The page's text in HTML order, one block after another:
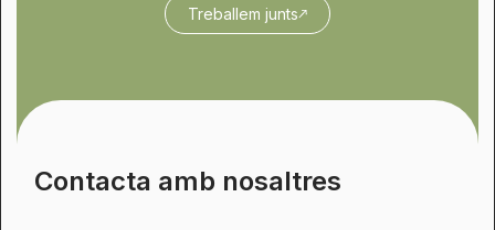
Treballem junts
Contacta amb nosaltres